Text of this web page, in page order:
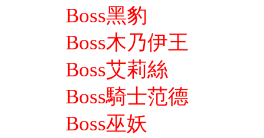
Boss黑豹
Boss木乃伊王
Boss艾莉絲
Boss騎士范德
Boss巫妖